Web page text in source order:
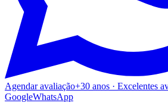
Agendar avaliação+30 anos · Excelentes
GoogleWhatsApp